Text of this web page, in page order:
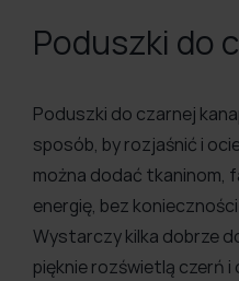
Poduszki do
Poduszki do czarnej
sposób, by rozjaśnić i
można dodać tkaninom,
energię, bez
Wystarczy kilka dobrze
pięknie rozświetlą czerń